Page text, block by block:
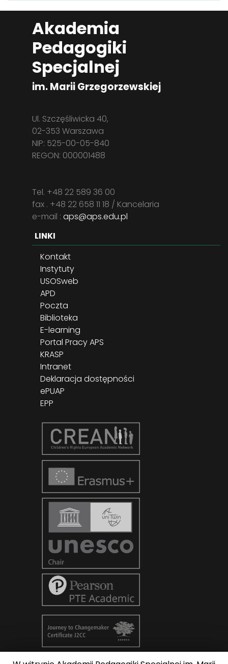
Akademia
Pedagogiki
Specjalnej
im. Marii Grzegorzewskiej
Ul. Szczęśliwicka 40,
02-353 Warszawa
NIP: 525-00-05-840
REGON: 000001488
Tel. +48 22 589 36 00
fax . +48 22 658 11 18 / Kancelaria
e-mail : aps@aps.edu.pl
LINKI
Kontakt
Instytuty
USOSweb
APD
Poczta
Biblioteka
E-learning
Portal Pracy APS
KRASP
Intranet
Deklaracja dostępności
ePUAP
EPP